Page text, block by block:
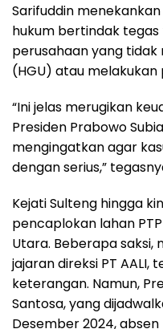
Sarifuddin
hukum bertindak
perusahaan yang tidak
(HGU) atau
“Ini jelas merugikan
Presiden Prabowo
mengingatkan agar
dengan serius,”
Kejati Sulteng hingga
pencaplokan lahan
Utara. Beberapa saksi,
jajaran direksi PT AALI,
keterangan. Namun,
Santosa, yang
Desember 2024,